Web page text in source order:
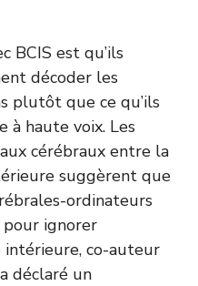
BCIS est qu’ils
décoder les
plutôt que ce qu’ils
à haute voix. Les
cérébraux entre la
suggèrent que
ordinateurs
ignorer
co-auteur
a déclaré un